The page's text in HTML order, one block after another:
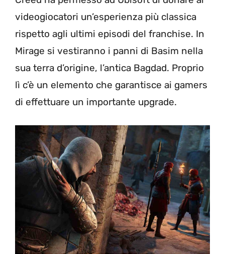
videogiocatori un’esperienza più classica
rispetto agli ultimi episodi del franchise. In
Mirage si vestiranno i panni di Basim nella
sua terra d’origine, l’antica Bagdad. Proprio
lì c’è un elemento che garantisce ai gamers
di effettuare un importante upgrade.